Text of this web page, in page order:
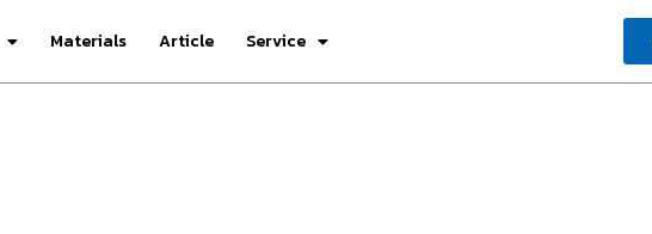
Materials Article Service